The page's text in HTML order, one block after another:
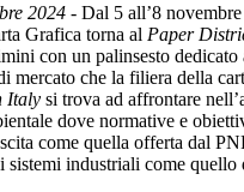
2024 - Dal 5 all’8
Grafica torna al Paper
con un palinsesto dedicato
mercato che la filiera della
Italy si trova ad affrontare
dove normative e
come quella offerta dal
sistemi industriali come quello